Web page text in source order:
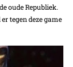
oude Republiek.
tegen deze game